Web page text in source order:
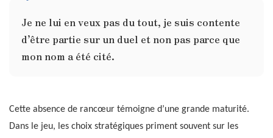
Je ne lui en veux pas du tout, je suis contente
d’être partie sur un duel et non pas parce que
mon nom a été cité.
Cette absence de rancœur témoigne d’une grande maturité.
Dans le jeu, les choix stratégiques priment souvent sur les